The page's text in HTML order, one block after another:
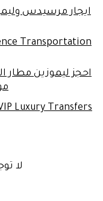
ايجار مرسيدس
Luxury Transfers
لا